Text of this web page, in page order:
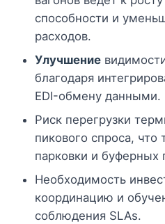
способности и
расходов.
Улучшение
благодаря
EDI-обмену данными.
Риск перегрузки
пикового спроса, что
парковки и буферных
Необходимость
координацию и
соблюдения SLAs.